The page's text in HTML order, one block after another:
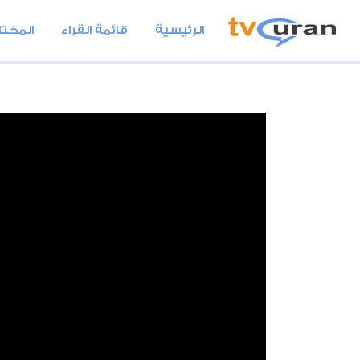
الرئيسية قائمة القراء